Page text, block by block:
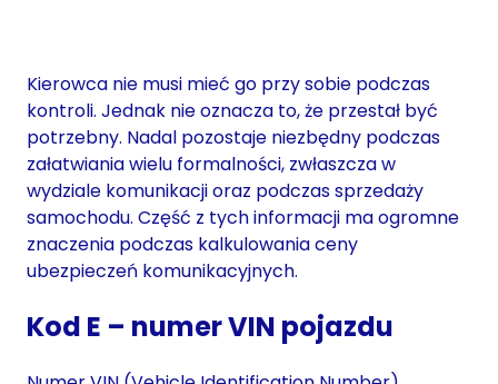
Kierowca nie musi mieć go przy sobie podczas
kontroli. Jednak nie oznacza to, że przestał być
potrzebny. Nadal pozostaje niezbędny podczas
załatwiania wielu formalności, zwłaszcza w
wydziale komunikacji oraz podczas sprzedaży
samochodu. Część z tych informacji ma ogromne
znaczenia podczas kalkulowania ceny
ubezpieczeń komunikacyjnych.
Kod E – numer VIN pojazdu